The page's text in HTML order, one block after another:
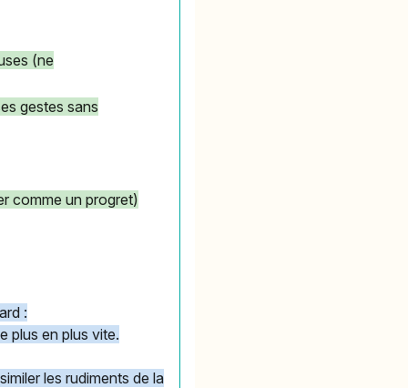
(ne
gestes sans
comme un progret)
:
plus en plus vite.
les rudiments de la